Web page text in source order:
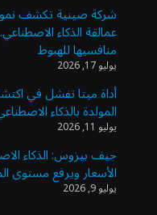
وزير الاستثمار:
الأنشطة المالية عابرة
الاستثمارية
الذهب يسجل أعلى
من تراجع الدولار
الدولار الأمريكي
شركة صينية تكشف
عمالقة الذكاء
منافسيها للهبوط
يوليو 17, 2026
أداة ميتا تفشل في
المولدة بالذكاء
يوليو 11, 2026
جيف بيزوس: الذكاء
الأسعار ويرفع مستوى
يوليو 9, 2026